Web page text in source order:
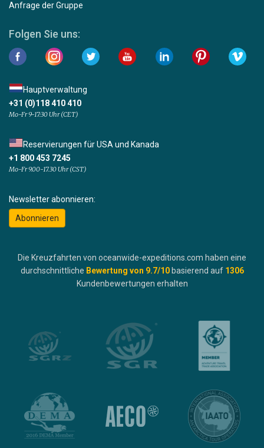
Anfrage der Gruppe
Folgen Sie uns:
Hauptverwaltung
+31 (0)118 410 410
Mo-Fr 9-17:30 Uhr (CET)
Reservierungen für USA und Kanada
+1 800 453 7245
Mo-Fr 9.00-17.30 Uhr (CST)
Newsletter abonnieren:
Abonnieren
Die Kreuzfahrten von oceanwide-expeditions.com haben eine
durchschnittliche Bewertung von 9.7/10 basierend auf 1306
Kundenbewertungen erhalten